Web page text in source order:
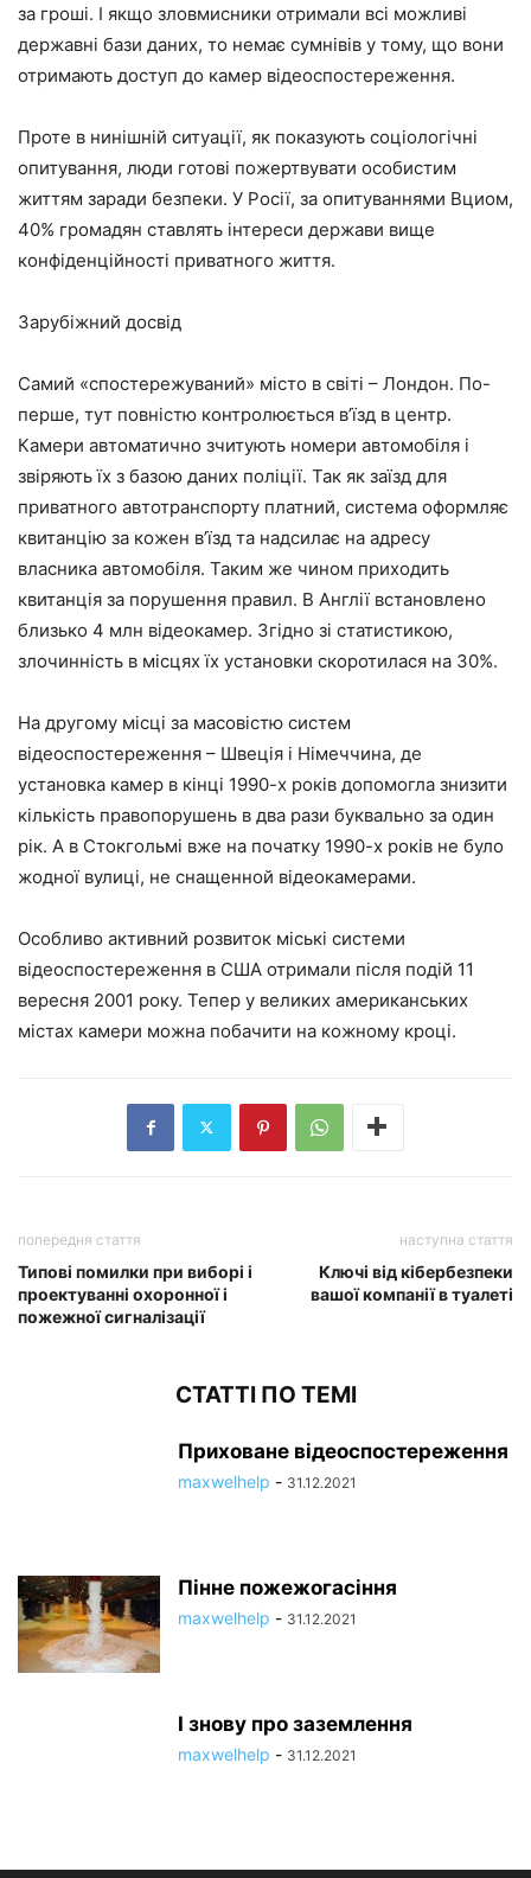
за гроші. І якщо зловмисники отримали всі можливі
державні бази даних, то немає сумнівів у тому, що вони
отримають доступ до камер відеоспостереження.
Проте в нинішній ситуації, як показують соціологічні
опитування, люди готові пожертвувати особистим
життям заради безпеки. У Росії, за опитуваннями Вциом,
40% громадян ставлять інтереси держави вище
конфіденційності приватного життя.
Зарубіжний досвід
Самий «спостережуваний» місто в світі – Лондон. По-
перше, тут повністю контролюється в’їзд в центр.
Камери автоматично зчитують номери автомобіля і
звіряють їх з базою даних поліції. Так як заїзд для
приватного автотранспорту платний, система оформляє
квитанцію за кожен в’їзд та надсилає на адресу
власника автомобіля. Таким же чином приходить
квитанція за порушення правил. В Англії встановлено
близько 4 млн відеокамер. Згідно зі статистикою,
злочинність в місцях їх установки скоротилася на 30%.
На другому місці за масовістю систем
відеоспостереження – Швеція і Німеччина, де
установка камер в кінці 1990-х років допомогла знизити
кількість правопорушень в два рази буквально за один
рік. А в Стокгольмі вже на початку 1990-х років не було
жодної вулиці, не снащенной відеокамерами.
Особливо активний розвиток міські системи
відеоспостереження в США отримали після подій 11
вересня 2001 року. Тепер у великих американських
містах камери можна побачити на кожному кроці.
попередня стаття
Типові помилки при виборі і
проектуванні охоронної і
пожежної сигналізації
наступна стаття
Ключі від кібербезпеки
вашої компанії в туалеті
СТАТТІ ПО ТЕМІ
Приховане відеоспостереження
maxwelhelp - 31.12.2021
Пінне пожежогасіння
maxwelhelp - 31.12.2021
І знову про заземлення
maxwelhelp - 31.12.2021